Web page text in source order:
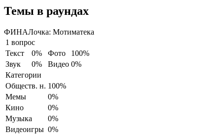
Темы в раундах
ФИНАЛочка: Мотиматека
1 вопрос
Текст
0% Фото
100%
Звук
0% Видео 0%
Категории
Обществ. н. 100%
Мемы
0%
Кино
0%
Музыка
0%
Видеоигры 0%